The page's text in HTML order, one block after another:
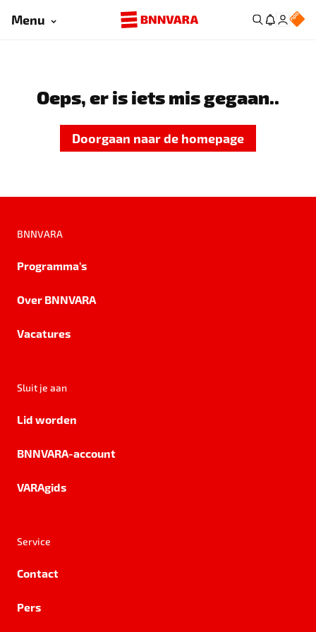
Menu
Oeps, er is iets mis gegaan..
Doorgaan naar de homepage
BNNVARA
Programma's
Over BNNVARA
Vacatures
Sluit je aan
Lid worden
BNNVARA-account
VARAgids
Service
Contact
Pers